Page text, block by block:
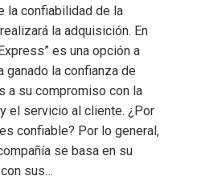
la confiabilidad de la
la adquisición. En
es una opción a
ganado la confianza de
a su compromiso con la
el servicio al cliente. ¿Por
confiable? Por lo general,
se basa en su
sus…